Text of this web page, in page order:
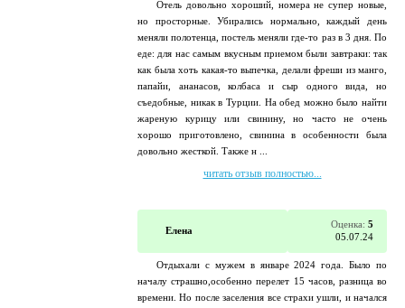
Отель довольно хороший, номера не супер новые,
но просторные. Убирались нормально, каждый день
меняли полотенца, постель меняли где-то раз в 3 дня. По
еде: для нас самым вкусным приемом были завтраки: так
как была хоть какая-то выпечка, делали фреши из манго,
папайи, ананасов, колбаса и сыр одного вида, но
съедобные, никак в Турции. На обед можно было найти
жареную курицу или свинину, но часто не очень
хорошо приготовлено, свинина в особенности была
довольно жесткой. Также н ...
читать отзыв полностью...
Елена
Оценка: 5
05.07.24
Отдыхали с мужем в январе 2024 года. Было по
началу страшно,особенно перелет 15 часов, разница во
времени. Но после заселения все страхи ушли, и начался